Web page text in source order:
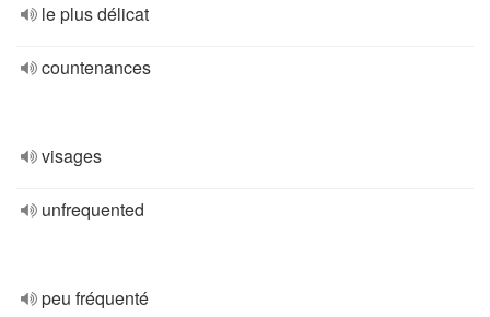
le plus délicat
countenances
visages
unfrequented
peu fréquenté